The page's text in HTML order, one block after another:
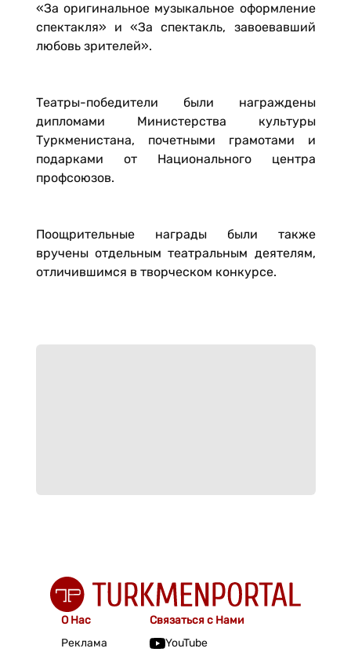
«За оригинальное музыкальное оформление
спектакля» и «За спектакль, завоевавший
любовь зрителей».
Театры-победители были награждены
дипломами Министерства культуры
Туркменистана, почетными грамотами и
подарками от Национального центра
профсоюзов.
Поощрительные награды были также
вручены отдельным театральным деятелям,
отличившимся в творческом конкурсе.
О Нас
Реклама
Связаться с Нами
YouTube